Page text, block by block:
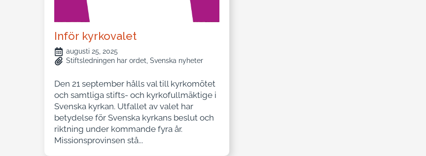
Inför kyrkovalet
augusti 25, 2025
Stiftsledningen har ordet Svenska nyheter
Den 21 september hålls val till kyrkomötet
och samtliga stifts- och kyrkofullmäktige i
Svenska kyrkan. Utfallet av valet har
betydelse för Svenska kyrkans beslut och
riktning under kommande fyra år.
Missionsprovinsen stå...